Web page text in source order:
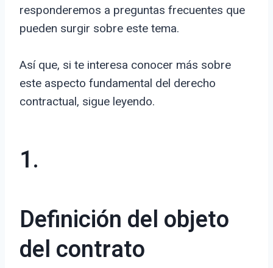
responderemos a preguntas frecuentes que
pueden surgir sobre este tema.
Así que, si te interesa conocer más sobre
este aspecto fundamental del derecho
contractual, sigue leyendo.
1.
Definición del objeto
del contrato